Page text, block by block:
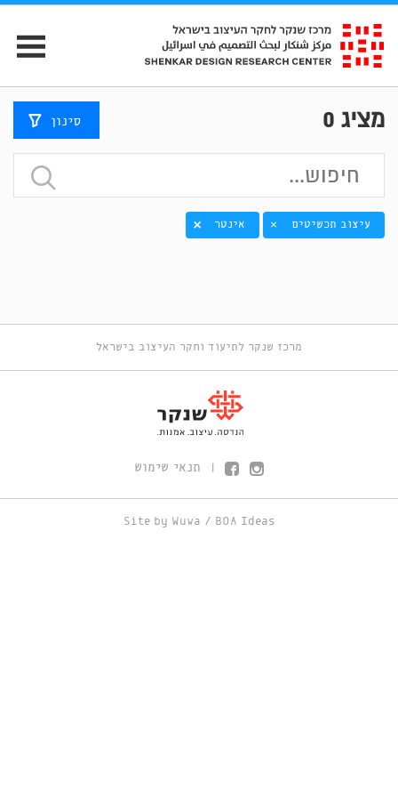
מציג 0 סינון
עיצוב תכשיטים × אינטר
מרכז שנקר לתיעוד וחקר העיצוב בישראל
תנאי שימוש
Site by Wuwa / BOA Ideas